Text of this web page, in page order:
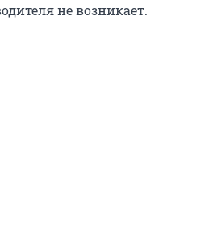
не возникает.